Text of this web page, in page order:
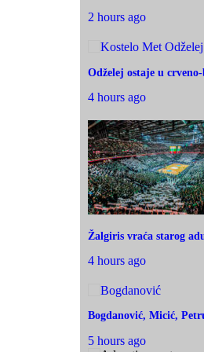
2 hours ago
Odželej ostaje u
4 hours ago
Žalgiris vraća starog
4 hours ago
Bogdanović, Micić,
5 hours ago